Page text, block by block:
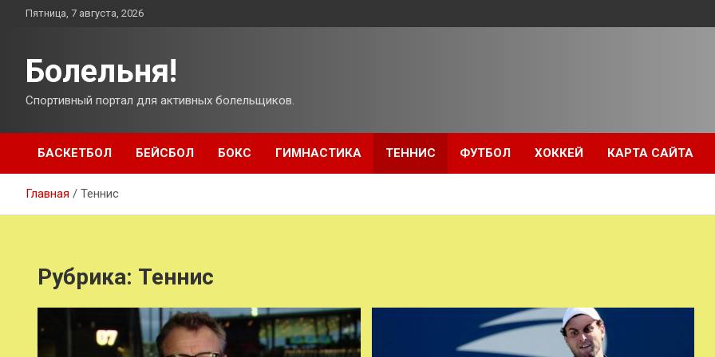
ПерейтиПятница, 7 августа, 2026
Болельня!
Спортивный портал для активных болельщиков.
БАСКЕТБОЛ БЕЙСБОЛ БОКС ГИМНАСТИКА ТЕННИС ФУТБОЛ ХОККЕЙ КАРТА САЙТА
Главная Теннис
Рубрика: Теннис